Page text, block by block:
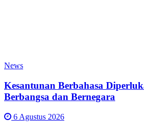
News
Kesantunan Berbahasa
Berbangsa dan Bernegara
6 Agustus 2026